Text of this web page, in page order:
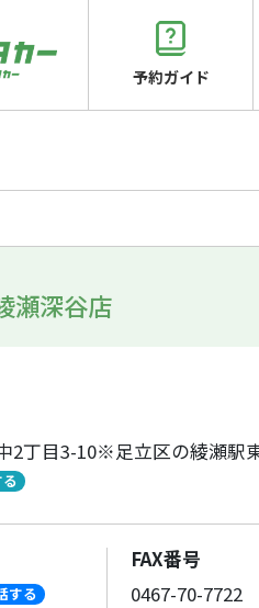
予約ガイド
瀬深谷店
2丁目3-10※足立区の綾瀬駅
する
FAX番号
0467-70-7722